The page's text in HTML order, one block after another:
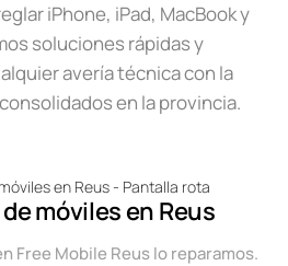
iPhone, iPad, MacBook y
soluciones rápidas y
avería técnica con la
en la provincia.
móviles en Reus
Free Mobile Reus lo reparamos.